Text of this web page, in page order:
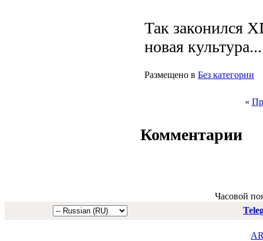
Так законился
новая культура...
Размещено в Без категории
«
Комментарии
Часовой